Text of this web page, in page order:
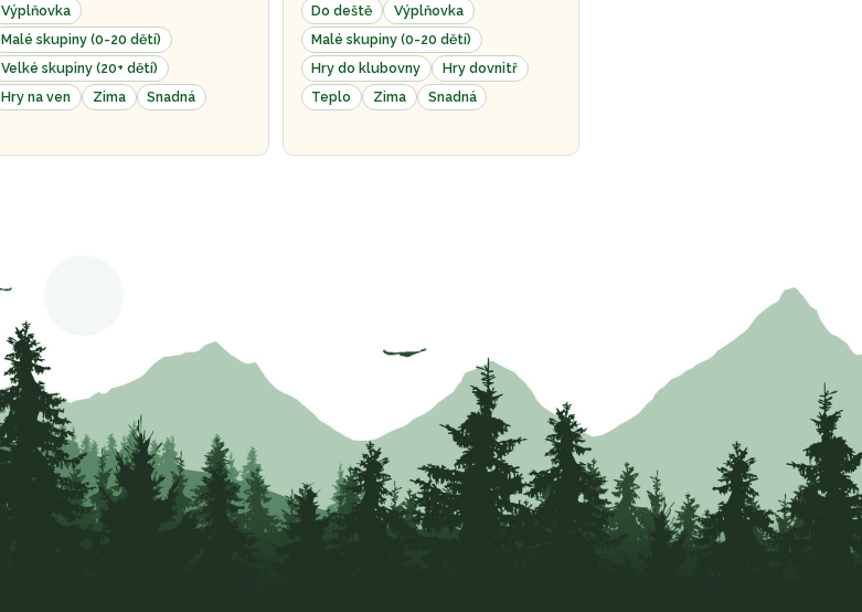
Výplňovka
Malé skupiny (0-20 dětí)
Velké skupiny (20+ dětí)
Hry na ven
Zima Snadná
Do deště
Výplňovka
Malé skupiny (0-20 dětí)
Hry do klubovny
Hry dovnitř
Teplo
Zima Snadná